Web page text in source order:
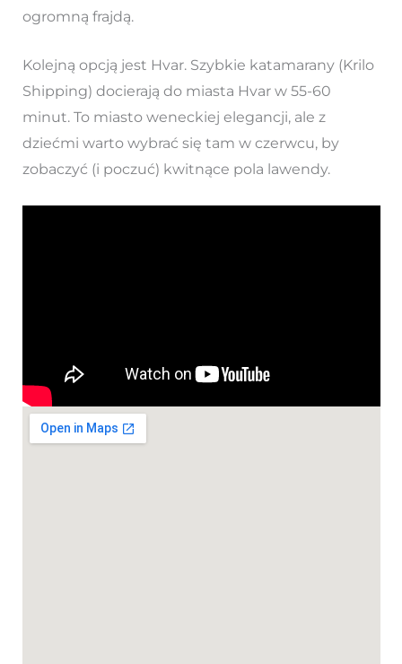
ogromną frajdą.
Kolejną opcją jest Hvar. Szybkie katamarany (Krilo
Shipping) docierają do miasta Hvar w 55-60
minut. To miasto weneckiej elegancji, ale z
dziećmi warto wybrać się tam w czerwcu, by
zobaczyć (i poczuć) kwitnące pola lawendy.